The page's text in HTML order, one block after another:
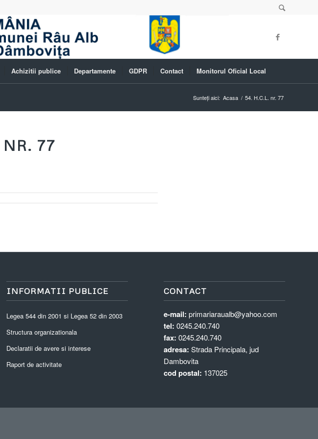
Achizitii publice Departamente GDPR Contact Monitorul Oficial Local
Sunteți aici: Acasa / 54. H.C.L. nr. 77
77
INFORMATII PUBLICE
Legea 544 din 2001 si Legea 52 din 2003
Structura organizationala
Declaratii de avere si interese
Raport de activitate
CONTACT
e-mail: primariaraualb@yahoo.com
tel: 0245.240.740
fax: 0245.240.740
adresa: Strada Principala, jud
Dambovita
cod postal: 137025